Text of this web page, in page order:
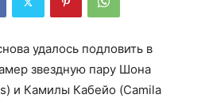
удалось подловить в
звездную пару Шона
и Камилы Кабейо (Camila